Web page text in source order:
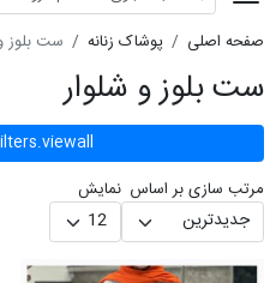
صفحه اصلی پوشاک زنانه ست بلوز
ست بلوز و شلوار
مرتب سازی بر اساس نمایش